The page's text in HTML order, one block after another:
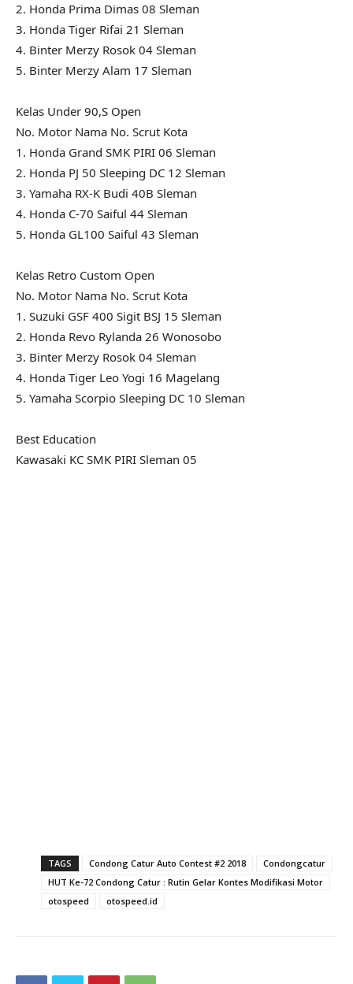
2. Honda Prima Dimas 08 Sleman
3. Honda Tiger Rifai 21 Sleman
4. Binter Merzy Rosok 04 Sleman
5. Binter Merzy Alam 17 Sleman
Kelas Under 90,S Open
No. Motor Nama No. Scrut Kota
1. Honda Grand SMK PIRI 06 Sleman
2. Honda PJ 50 Sleeping DC 12 Sleman
3. Yamaha RX-K Budi 40B Sleman
4. Honda C-70 Saiful 44 Sleman
5. Honda GL100 Saiful 43 Sleman
Kelas Retro Custom Open
No. Motor Nama No. Scrut Kota
1. Suzuki GSF 400 Sigit BSJ 15 Sleman
2. Honda Revo Rylanda 26 Wonosobo
3. Binter Merzy Rosok 04 Sleman
4. Honda Tiger Leo Yogi 16 Magelang
5. Yamaha Scorpio Sleeping DC 10 Sleman
Best Education
Kawasaki KC SMK PIRI Sleman 05
TAGS Condong Catur Auto Contest #2 2018
Condongcatur
HUT Ke-72 Condong Catur : Rutin Gelar Kontes Modifikasi Motor
otospeed
otospeed.id